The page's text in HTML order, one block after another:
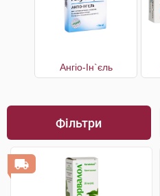
Ангіо-Ін`єль
Фільтри